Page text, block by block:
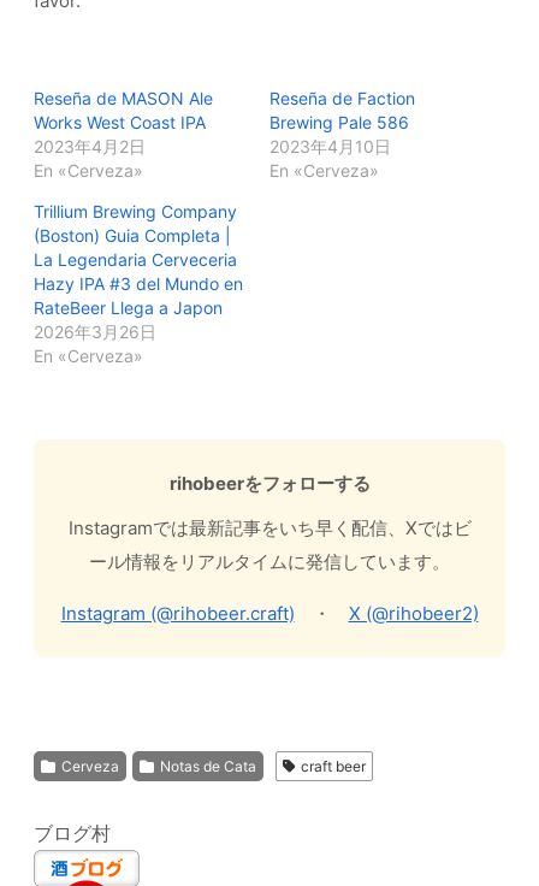
Reseña de MASON Ale
Works West Coast IPA
2023年4月2日
En «Cerveza»
Reseña de Faction
Brewing Pale 586
2023年4月10日
En «Cerveza»
Trillium Brewing Company
(Boston) Guia Completa |
La Legendaria Cerveceria
Hazy IPA #3 del Mundo en
RateBeer Llega a Japon
2026年3月26日
En «Cerveza»
rihobeerをフォローする
Instagramでは最新記事をいち早く配信、Xではビ
ール情報をリアルタイムに発信しています。
Instagram (@rihobeer.craft) ・ X (@rihobeer2)
Cerveza Notas de Cata craft beer
ブログ村